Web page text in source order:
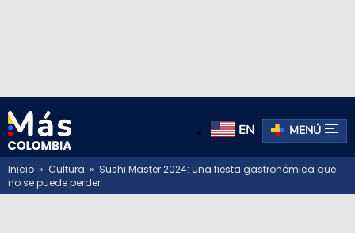
EN MENÚ
Inicio » Cultura » Sushi Master 2024: una fiesta gastronómica que
no se puede perder